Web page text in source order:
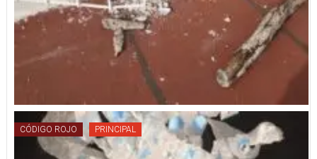
CÓDIGO ROJO PRINCIPAL